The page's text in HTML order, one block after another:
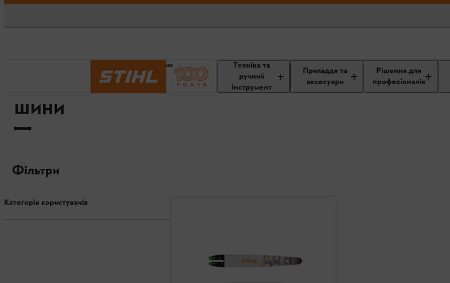
Техніка та
ручний
інструмент
Приладдя та
аксесуари
Рішення для
професіоналів
Шини
ШИНИ
Фільтри
Категорія користувачів